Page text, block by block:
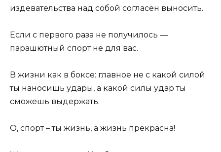
издевательства над собой согласен выносить.
Если с первого раза не получилось —
парашютный спорт не для вас.
В жизни как в боксе: главное не с какой силой
ты наносишь удары, а какой силы удар ты
сможешь выдержать.
О, спорт – ты жизнь, а жизнь прекрасна!